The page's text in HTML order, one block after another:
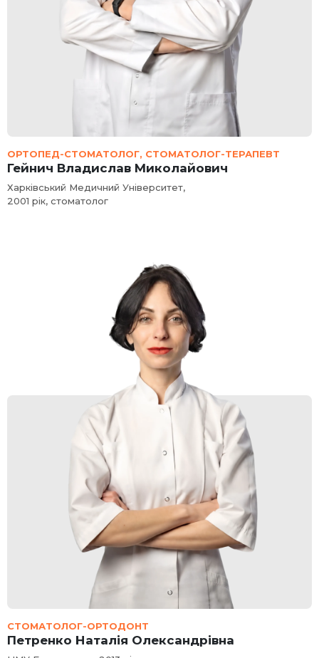
ОРТОПЕД-СТОМАТОЛОГ, СТОМАТОЛОГ-ТЕРАПЕВТ
Гейнич Владислав Миколайович
Харківський Медичний Університет,
2001 рік, стоматолог
СТОМАТОЛОГ-ОРТОДОНТ
Петренко Наталія Олександрівна